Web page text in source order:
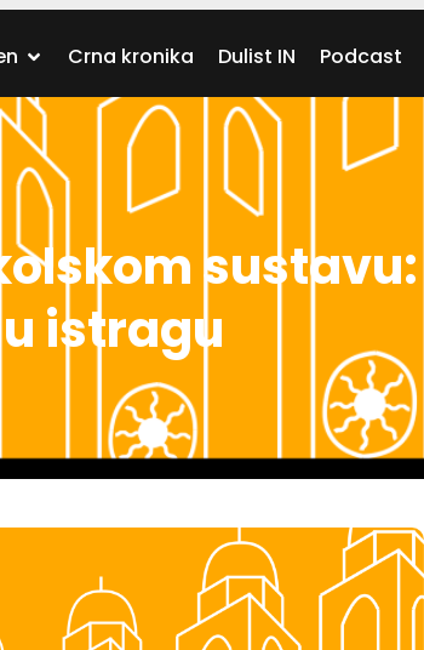
Crna kronika Dulist IN Podcast
sustavu:
istragu